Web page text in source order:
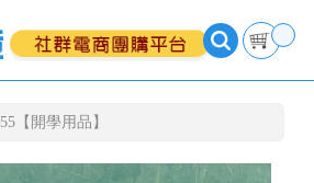
55【開學用品】